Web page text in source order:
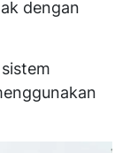
dengan